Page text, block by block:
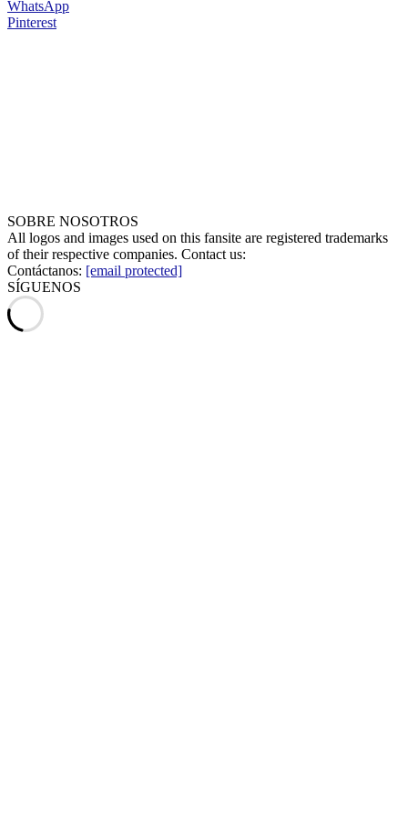
WhatsApp
Pinterest
SOBRE NOSOTROS
All logos and images used on this fansite are registered trademarks
of their respective companies. Contact us:
Contáctanos: [email protected]
SÍGUENOS